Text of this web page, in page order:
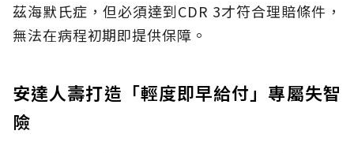
茲海默氏症，但必須達到CDR 3才符合理賠條件，
無法在病程初期即提供保障。
安達人壽打造「輕度即早給付」專屬失智
險